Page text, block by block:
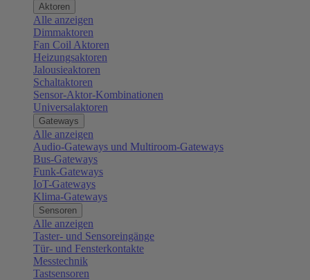
Aktoren
Alle anzeigen
Dimmaktoren
Fan Coil Aktoren
Heizungsaktoren
Jalousieaktoren
Schaltaktoren
Sensor-Aktor-Kombinationen
Universalaktoren
Gateways
Alle anzeigen
Audio-Gateways und Multiroom-Gateways
Bus-Gateways
Funk-Gateways
IoT-Gateways
Klima-Gateways
Sensoren
Alle anzeigen
Taster- und Sensoreingänge
Tür- und Fensterkontakte
Messtechnik
Tastsensoren